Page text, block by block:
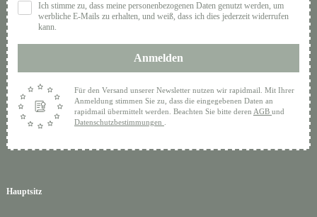
Hauptsitz
Ich stimme zu, dass meine personenbezogenen Daten genutzt werden, um
werbliche E-Mails zu erhalten, und weiß, dass ich dies jederzeit widerrufen
kann.
Anmelden
Für den Versand unserer Newsletter nutzen wir rapidmail. Mit Ihrer
Anmeldung stimmen Sie zu, dass die eingegebenen Daten an
rapidmail übermittelt werden. Beachten Sie bitte deren AGB und
Datenschutzbestimmungen